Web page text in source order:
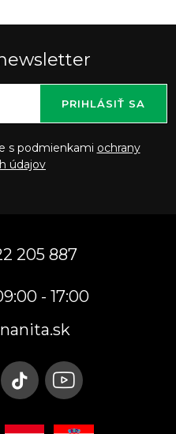
s podmienkami ochrany
údajov
PRIHLÁSIŤ SA
205 887
- 17:00
nanita.sk